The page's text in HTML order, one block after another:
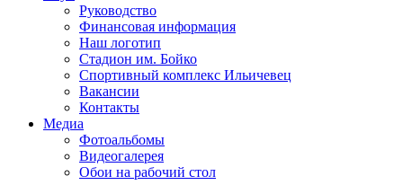
Руководство
Финансовая информация
Наш логотип
Стадион им. Бойко
Спортивный комплекс Ильичевец
Вакансии
Контакты
Медиа
Фотоальбомы
Видеогалерея
Обои на рабочий стол